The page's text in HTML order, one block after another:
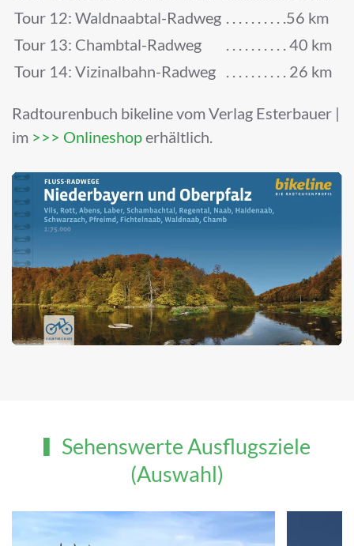
Tour 12: Waldnaabtal-Radweg . . . . . . . . . .56 km
Tour 13: Chambtal-Radweg
. . . . . . . . . . 40 km
Tour 14: Vizinalbahn-Radweg . . . . . . . . . . 26 km
Radtourenbuch bikeline vom Verlag Esterbauer |
im >>> Onlineshoperhältlich.
Sehenswerte Ausflugsziele
(Auswahl)